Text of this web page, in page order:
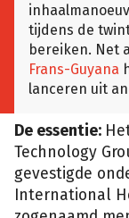
tijdens de
bereiken. Net
Frans-Guyana
lanceren uit
De essentie:
Technology
gevestigde
International